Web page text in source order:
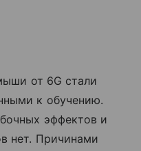
от 6G стали
к обучению.
эффектов и
нет. Причинами